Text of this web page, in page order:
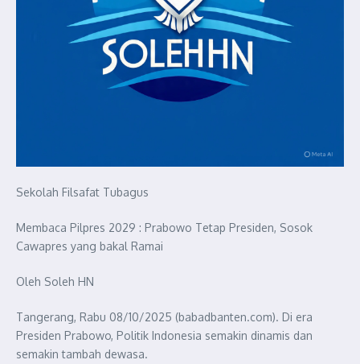
Sekolah Filsafat Tubagus
Membaca Pilpres 2029 : Prabowo Tetap Presiden, Sosok
Cawapres yang bakal Ramai
Oleh Soleh HN
Tangerang, Rabu 08/10/2025 (babadbanten.com). Di era
Presiden Prabowo, Politik Indonesia semakin dinamis dan
semakin tambah dewasa.